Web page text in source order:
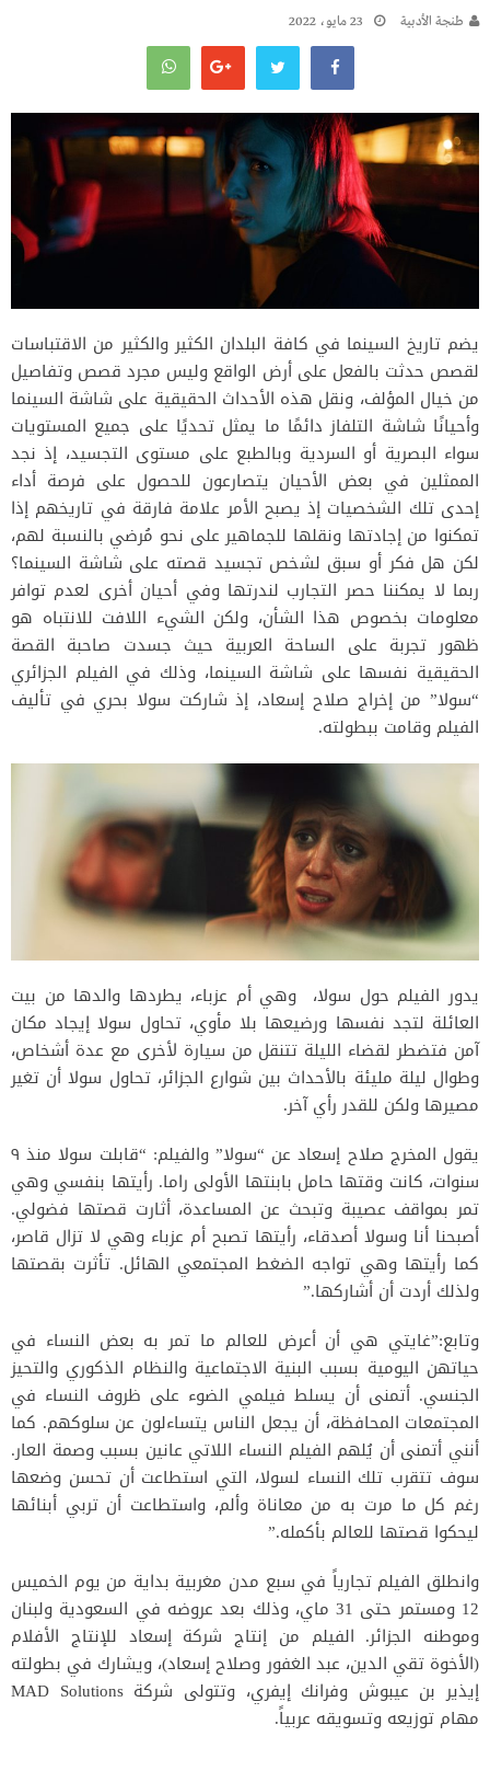
طنجة الأدبية 23 مايو، 2022
يضم تاريخ السينما في كافة البلدان الكثير والكثير من الاقتباسات
لقصص حدثت بالفعل على أرض الواقع وليس مجرد قصص وتفاصيل
من خيال المؤلف، ونقل هذه الأحداث الحقيقية على شاشة السينما
وأحيانًا شاشة التلفاز دائمًا ما يمثل تحديًا على جميع المستويات
سواء البصرية أو السردية وبالطبع على مستوى التجسيد، إذ نجد
الممثلين في بعض الأحيان يتصارعون للحصول على فرصة أداء
إحدى تلك الشخصيات إذ يصبح الأمر علامة فارقة في تاريخهم إذا
تمكنوا من إجادتها ونقلها للجماهير على نحو مُرضي بالنسبة لهم،
لكن هل فكر أو سبق لشخص تجسيد قصته على شاشة السينما؟
ربما لا يمكننا حصر التجارب لندرتها وفي أحيان أخرى لعدم توافر
معلومات بخصوص هذا الشأن، ولكن الشيء اللافت للانتباه هو
ظهور تجربة على الساحة العربية حيث جسدت صاحبة القصة
الحقيقية نفسها على شاشة السينما، وذلك في الفيلم الجزائري
“سولا” من إخراج صلاح إسعاد، إذ شاركت سولا بحري في تأليف
الفيلم وقامت ببطولته.
يدور الفيلم حول سولا، وهي أم عزباء، يطردها والدها من بيت
العائلة لتجد نفسها ورضيعها بلا مأوي، تحاول سولا إيجاد مكان
آمن فتضطر لقضاء الليلة تتنقل من سيارة لأخرى مع عدة أشخاص،
وطوال ليلة مليئة بالأحداث بين شوارع الجزائر، تحاول سولا أن تغير
مصيرها ولكن للقدر رأي آخر.
يقول المخرج صلاح إسعاد عن “سولا” والفيلم: “قابلت سولا منذ ٩
سنوات، كانت وقتها حامل بابنتها الأولى راما. رأيتها بنفسي وهي
تمر بمواقف عصيبة وتبحث عن المساعدة، أثارت قصتها فضولي.
أصبحنا أنا وسولا أصدقاء، رأيتها تصبح أم عزباء وهي لا تزال قاصر،
كما رأيتها وهي تواجه الضغط المجتمعي الهائل. تأثرت بقصتها
ولذلك أردت أن أشاركها.”
وتابع:”غايتي هي أن أعرض للعالم ما تمر به بعض النساء في
حياتهن اليومية بسبب البنية الاجتماعية والنظام الذكوري والتحيز
الجنسي. أتمنى أن يسلط فيلمي الضوء على ظروف النساء في
المجتمعات المحافظة، أن يجعل الناس يتساءلون عن سلوكهم. كما
أنني أتمنى أن يُلهم الفيلم النساء اللاتي عانين بسبب وصمة العار.
سوف تتقرب تلك النساء لسولا، التي استطاعت أن تحسن وضعها
رغم كل ما مرت به من معاناة وألم، واستطاعت أن تربي أبنائها
ليحكوا قصتها للعالم بأكمله.”
وانطلق الفيلم تجارياً في سبع مدن مغربية بداية من يوم الخميس
12 ومستمر حتى 31 ماي، وذلك بعد عروضه في السعودية ولبنان
وموطنه الجزائر. الفيلم من إنتاج شركة إسعاد للإنتاج الأفلام
(الأخوة تقي الدين، عبد الغفور وصلاح إسعاد)، ويشارك في بطولته
إيذير بن عيبوش وفرانك إيفري، وتتولى شركة MAD Solutions
مهام توزيعه وتسويقه عربياً.